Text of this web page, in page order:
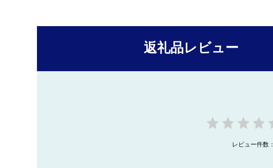
返礼品レビュー
レビュー件数：